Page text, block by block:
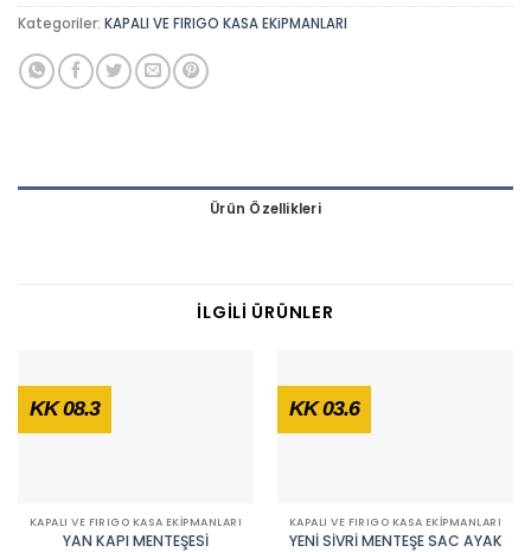
Kategoriler: KAPALI VE FIRIGO KASA EKiPMANLARI
Ürün Özellikleri
İLGILI ÜRÜNLER
KK 08.3
KAPALI VE FIRIGO KASA EKIPMANLARI
YAN KAPI MENTEŞESİ
KK 03.6
KAPALI VE FIRIGO KASA EKIPMANLARI
YENİ SİVRİ MENTEŞE SAC AYAK